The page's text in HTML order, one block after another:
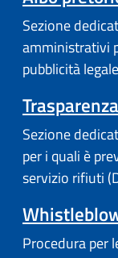
Sezione
amministrativi
pubblicità
Sezione
per i quali è
servizio rifiuti
Procedura per